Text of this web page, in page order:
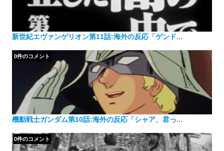
新世紀エヴァンゲリオン第11話:海外の反応「ゲンド...
機動戦士ガンダム第10話:海外の反応「シャア、君っ...
0件のコメント
0件のコメント